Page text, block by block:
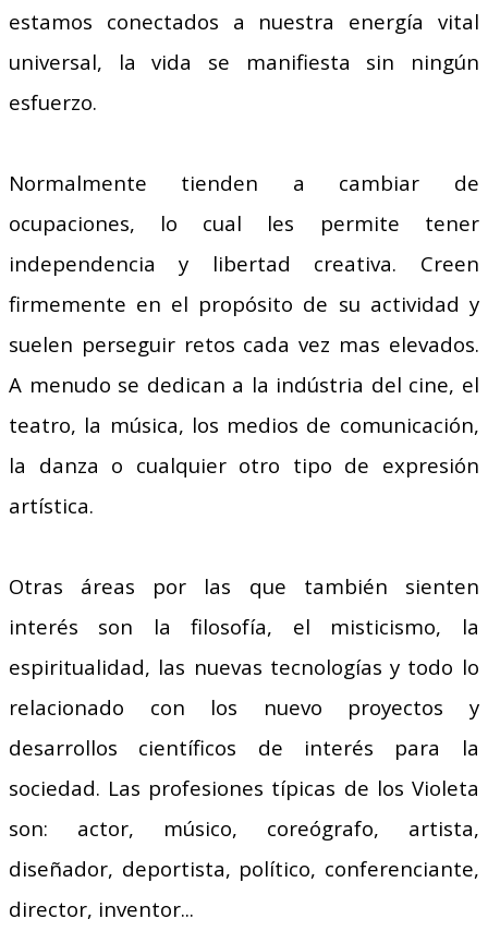
estamos conectados a nuestra energía vital
universal, la vida se manifiesta sin ningún
esfuerzo.
Normalmente tienden a cambiar de
ocupaciones, lo cual les permite tener
independencia y libertad creativa. Creen
firmemente en el propósito de su actividad y
suelen perseguir retos cada vez mas elevados.
A menudo se dedican a la indústria del cine, el
teatro, la música, los medios de comunicación,
la danza o cualquier otro tipo de expresión
artística.
Otras áreas por las que también sienten
interés son la filosofía, el misticismo, la
espiritualidad, las nuevas tecnologías y todo lo
relacionado con los nuevo proyectos y
desarrollos científicos de interés para la
sociedad. Las profesiones típicas de los Violeta
son: actor, músico, coreógrafo, artista,
diseñador, deportista, político, conferenciante,
director, inventor...